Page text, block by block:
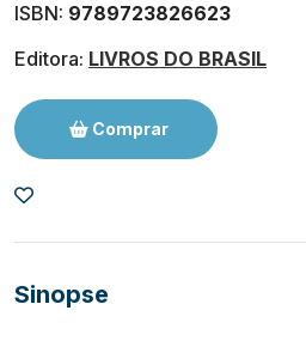
ISBN: 9789723826623
Editora: LIVROS DO BRASIL
Comprar
Sinopse